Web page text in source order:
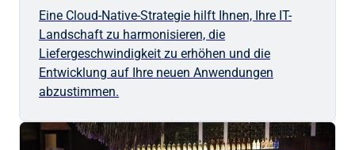
Eine Cloud-Native-Strategie hilft Ihnen, Ihre IT-
Landschaft zu harmonisieren, die
Liefergeschwindigkeit zu erhöhen und die
Entwicklung auf Ihre neuen Anwendungen
abzustimmen.